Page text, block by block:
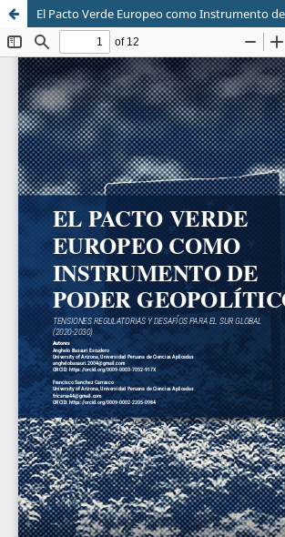
Sistema de
Bibliotecas
Facultad de
Ciencias Sociales